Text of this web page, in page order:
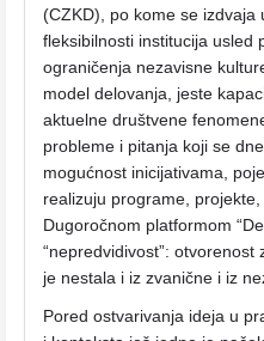
(CZKD), po kome se izdvaja
fleksibilnosti institucija usled
ograničenja nezavisne
model delovanja, jeste
aktuelne društvene
probleme i pitanja koji se
mogućnost inicijativama,
realizuju programe,
Dugoročnom platformom
“nepredvidivost”:
je nestala i iz zvanične i iz
Pored ostvarivanja ideja u